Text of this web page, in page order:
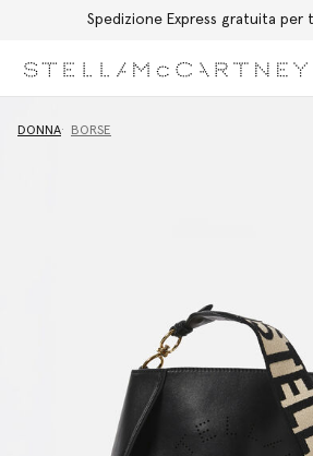
Spedizione Express gratuita
DONNA BORSE